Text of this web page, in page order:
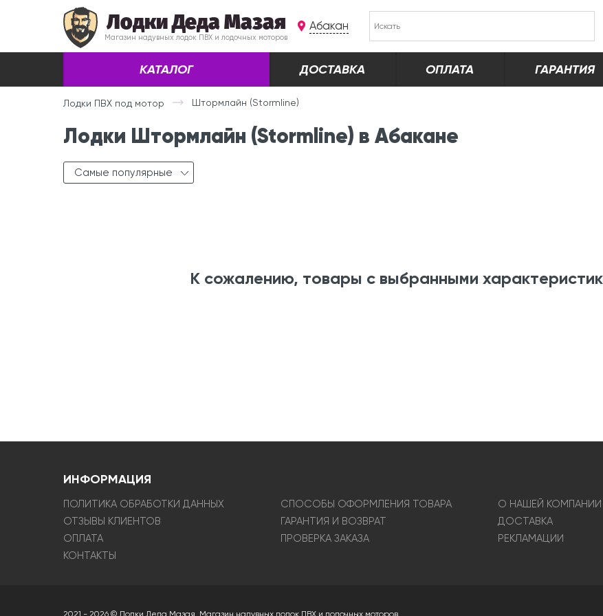
Лодки Деда Мазая
Магазин надувных лодок ПВХ и лодочных моторов
Абакан
КАТАЛОГ ДОСТАВКА ОПЛАТА ГАРАНТИЯ
Лодки ПВХ под мотор Штормлайн (Stormline)
Лодки Штормлайн (Stormline) в Абакане
Самые популярные
К сожалению, товары с выбранными
ИНФОРМАЦИЯ
ПОЛИТИКА ОБРАБОТКИ ДАННЫХ СПОСОБЫ ОФОРМЛЕНИЯ ТОВАРА
О НАШЕЙ КОМПАНИИ
ОТЗЫВЫ КЛИЕНТОВ
ГАРАНТИЯ И ВОЗВРАТ
ДОСТАВКА
ОПЛАТА
ПРОВЕРКА ЗАКАЗА
РЕКЛАМАЦИИ
КОНТАКТЫ
2021 - 2026 © Лодки Деда Мазая. Магазин надувных лодок ПВХ и лодочных моторов